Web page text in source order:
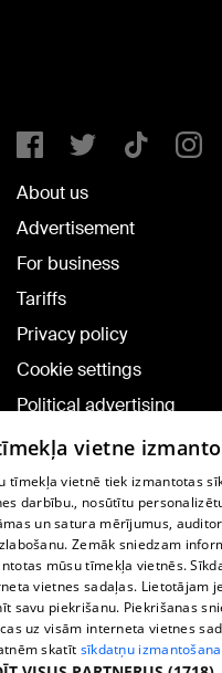
About us
Advertisement
For business
Tariffs
Privacy policy
Cookie settings
Political advertising
Cookie policy
Commenting terms
TV program
Contract rules
360 Ziņu kontakti
Helio Media
vietne
tīmekļa vietnē tiek izmantotas
darbību., nosūtītu
un satura mērījumus,
Zemāk sniedzam
mūsu tīmekļa vietnēs.
vietnes sadaļas. Lietotājam
savu piekrišanu. Piekrišanas
uz visām interneta vietnes
skatīt sīkdatņu